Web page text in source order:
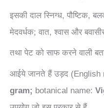
इसकी दाल स्निग्ध, पौष्टिक,
मेदवर्धक; वात, श्वास और
तथा पेट को साफ करने वाली
आईये जानते हैं उड़द (English
gram; botanical name: